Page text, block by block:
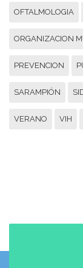
OFTALMOLOGIA
ORGANIZACION
PREVENCION
SARAMPIÓN
VERANO VIH